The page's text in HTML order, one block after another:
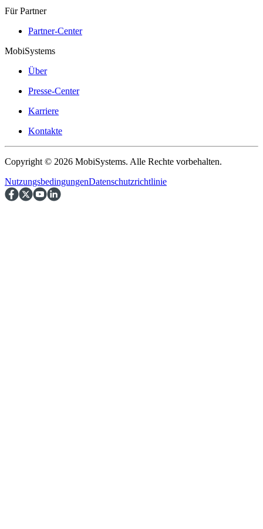
Für Partner
Partner-Center
MobiSystems
Über
Presse-Center
Karriere
Kontakte
Copyright © 2026 MobiSystems. Alle Rechte vorbehalten.
NutzungsbedingungenDatenschutzrichtlinie